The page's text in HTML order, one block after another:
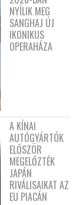
NYÍLIK MEG
SANGHAJ ÚJ
IKONIKUS
OPERAHÁZA
A KÍNAI
AUTÓGYÁRTÓK
ELŐSZÖR
MEGELŐZTÉK
JAPÁN
RIVÁLISAIKAT AZ
EU PIACÁN